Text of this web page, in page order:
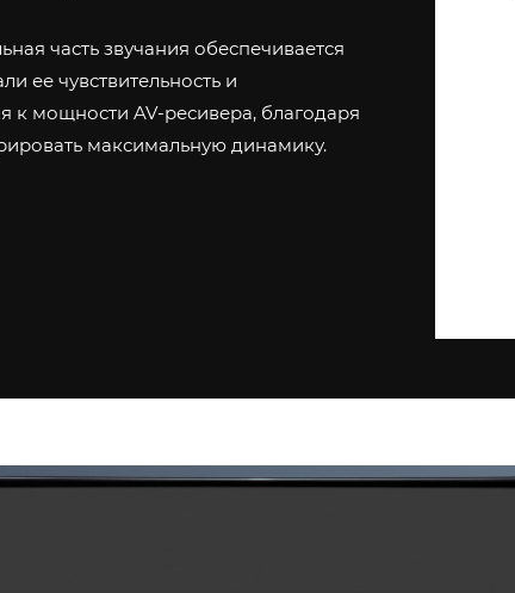
часть звучания обеспечивается
ее чувствительность и
к мощности AV-ресивера, благодаря
максимальную динамику.